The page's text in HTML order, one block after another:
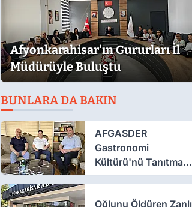
Afyonkarahisar'ın Gururları İl
Müdürüyle Buluştu
BUNLARA DA BAKIN
AFGASDER
Gastronomi
Kültürü'nü Tanıtmak
İçin Çalışıyor
Oğlunu Öldüren Zanlı